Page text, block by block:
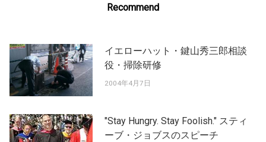
Recommend
イエローハット・鍵山秀三郎相談
役・掃除研修
2004年4月7日
"Stay Hungry. Stay Foolish." スティ
ーブ・ジョブスのスピーチ